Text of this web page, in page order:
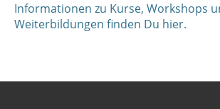
Informationen zu Kurse, Workshops
Weiterbildungen finden Du hier.